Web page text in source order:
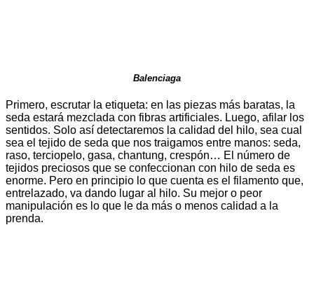
Balenciaga
Primero, escrutar la etiqueta: en las piezas más baratas, la
seda estará mezclada con fibras artificiales. Luego, afilar los
sentidos. Solo así detectaremos la calidad del hilo, sea cual
sea el tejido de seda que nos traigamos entre manos: seda,
raso, terciopelo, gasa, chantung, crespón… El número de
tejidos preciosos que se confeccionan con hilo de seda es
enorme. Pero en principio lo que cuenta es el filamento que,
entrelazado, va dando lugar al hilo. Su mejor o peor
manipulación es lo que le da más o menos calidad a la
prenda.